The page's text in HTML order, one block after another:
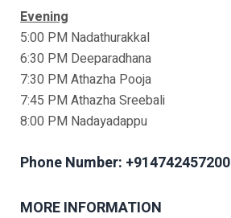
Evening
5:00 PM Nadathurakkal
6:30 PM Deeparadhana
7:30 PM Athazha Pooja
7:45 PM Athazha Sreebali
8:00 PM Nadayadappu
Phone Number: +914742457200
MORE INFORMATION